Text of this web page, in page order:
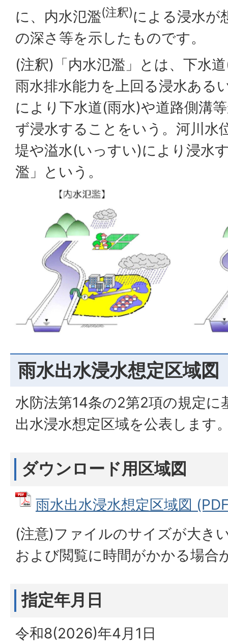
に、内水氾濫(注釈)による浸水が
の深さ等を示したものです。
(注釈)「内水氾濫」とは、下水
雨水排水能力を上回る浸水ある
により下水道(雨水)や道路側溝
ず浸水することをいう。河川水
堤や溢水(いっすい)により浸水
濫」という。
雨水出水浸水想定区域図
水防法第14条の2第2項の規定に
出水浸水想定区域を公表します
ダウンロード用区域図
雨水出水浸水想定区域図
(注意)ファイルのサイズが大き
および閲覧に時間がかかる場合
指定年月日
令和8(2026)年4月1日